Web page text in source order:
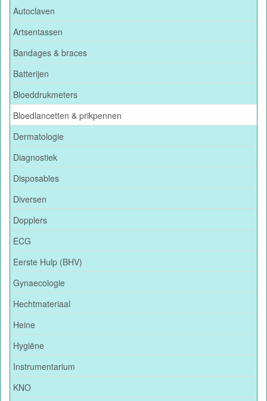
Autoclaven
Artsentassen
Bandages & braces
Batterijen
Bloeddrukmeters
Bloedlancetten & prikpennen
Dermatologie
Diagnostiek
Disposables
Diversen
Dopplers
ECG
Eerste Hulp (BHV)
Gynaecologie
Hechtmateriaal
Heine
Hygiëne
Instrumentarium
KNO